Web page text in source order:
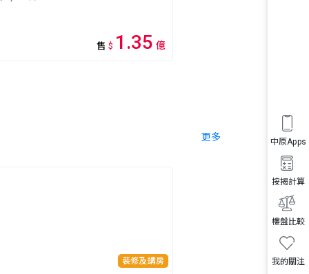
我的關注
樓盤比較
按揭計算
中原Apps
售 $ 1.35 億
更多
裝修及講房